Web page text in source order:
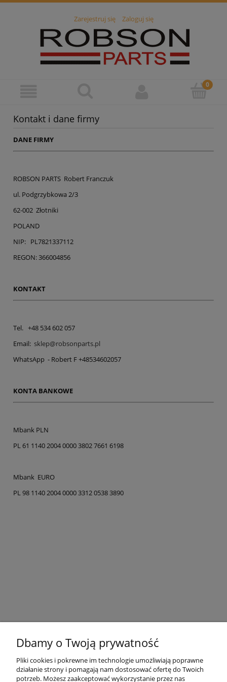
Zarejestruj się Zaloguj się
Kontakt i dane firmy
DANE FIRMY
ROBSON PARTS Robert Franczuk
ul. Podgrzybkowa 2/3
62-002 Złotniki
POLAND
NIP: PL7821337112
REGON: 366004856
KONTAKT
Tel. +48 534 602 057
Email: sklep@robsonparts.pl
WhatsApp - Robert F +48534602057
KONTA BANKOWE
Mbank PLN
PL 61 1140 2004 0000 3802 7661 6198
Mbank EURO
PL 98 1140 2004 0000 3312 0538 3890
Pomoc
Dbamy o Twoją prywatność
Pliki cookies i pokrewne im technologie umożliwiają poprawne
działanie strony i pomagają nam dostosować ofertę do Twoich
potrzeb. Możesz zaakceptować wykorzystanie przez nas